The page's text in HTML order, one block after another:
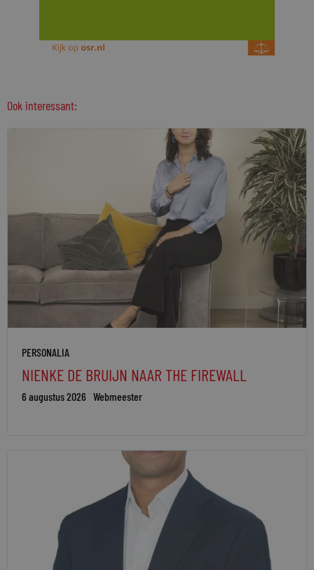
Ook interessant:
PERSONALIA
NIENKE DE BRUIJN NAAR THE FIREWALL
6 augustus 2026 Webmeester